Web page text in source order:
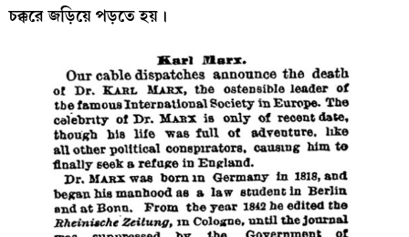
চক্করে জড়িয়ে পড়তে হয়।